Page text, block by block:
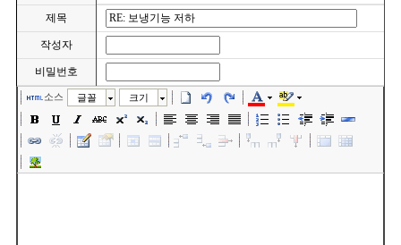
제목
작성자
비밀번호
소스 글꼴 크기